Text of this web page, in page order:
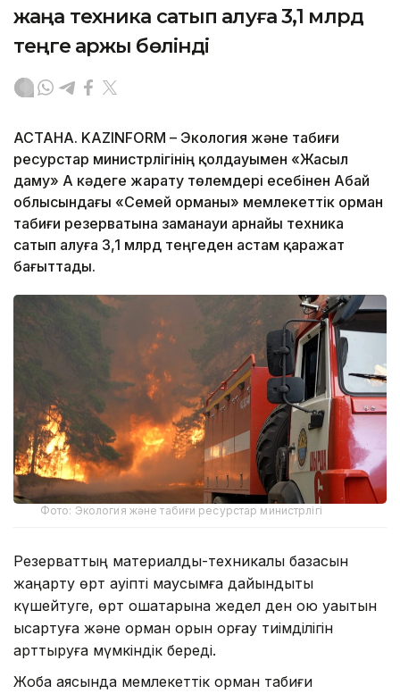
жаңа техника сатып алуға 3,1 млрд
теңге қаржы бөлінді
АСТАНА. KAZINFORM – Экология және табиғи
ресурстар министрлігінің қолдауымен «Жасыл
даму» АҚ кәдеге жарату төлемдері есебінен Абай
облысындағы «Семей орманы» мемлекеттік орман
табиғи резерватына заманауи арнайы техника
сатып алуға 3,1 млрд теңгеден астам қаражат
бағыттады.
Фото: Экология және табиғи ресурстар министрлігі
Резерваттың материалдық-техникалық базасын
жаңарту өрт қауіпті маусымға дайындықты
күшейтуге, өрт ошақтарына жедел ден қою уақытын
қысқартуға және орман қорын қорғау тиімділігін
арттыруға мүмкіндік береді.
Жоба аясында мемлекеттік орман табиғи